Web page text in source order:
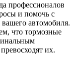
профессионалов
и помочь с
автомобиля.
что тормозные
их.